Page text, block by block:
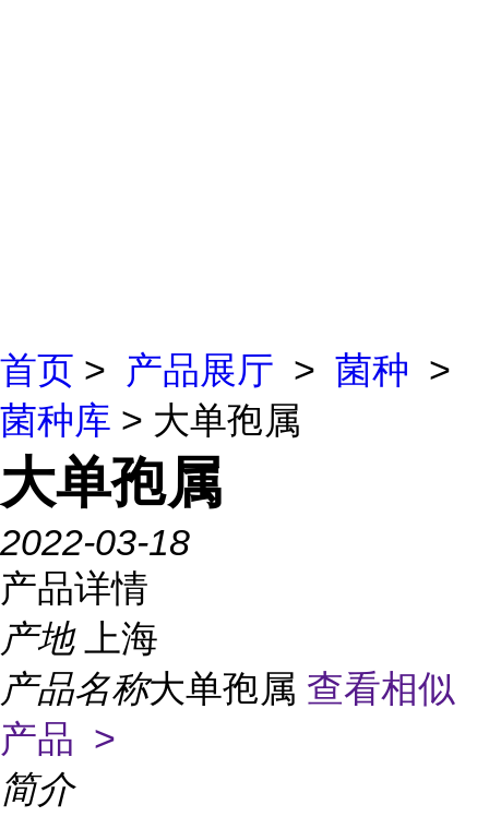
首页 > 产品展厅 > 菌种 >
菌种库 > 大单孢属
大单孢属
2022-03-18
产品详情
产地
上海
产品名称大单孢属 查看相似
产品 >
简介